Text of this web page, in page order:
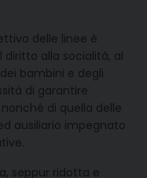
delle linee è
alla socialità, al
bambini e degli
di garantire
di quella delle
ausiliario impegnato
seppur ridotta e